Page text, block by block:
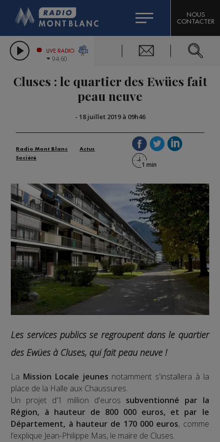
LES CHRONIQUES DE L'EXPERT
CITIZEN MACHINERY
GRAND MASSIF DOMAINES SKIABLES
BIGARD
COMPAGNIE DU MONT-BLANC
NOUS
CONTACTER
LIVE RADIO
94.60
Cluses : le quartier des Ewües fait
peau neuve
- 18 juillet 2019 à 09h46
Radio Mont Blanc
Actus
Société
Les services publics se regroupent dans le quartier
des Ewües à Cluses, qui fait peau neuve !
La Mission Locale jeunes notamment s'installera à la
place de la Halle aux Chaussures.
Un projet d'1 million d'euros subventionné par la
Région, à hauteur de 800 000 euros, et par le
Département, à hauteur de 170 000 euros, comme
l’explique Jean-Philippe Mas, le maire de Cluses.